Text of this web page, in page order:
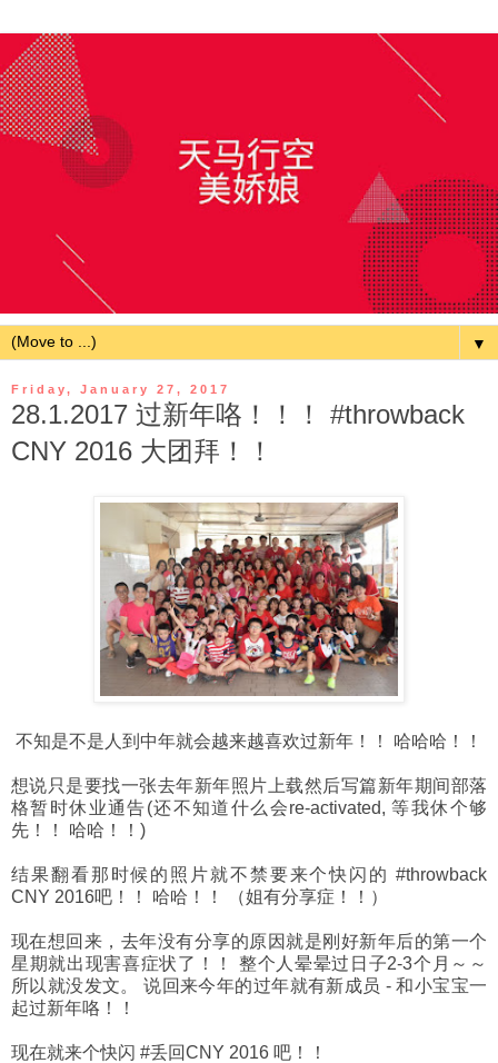
▼
Friday, January 27, 2017
28.1.2017 过新年咯！！！ #throwback
CNY 2016 大团拜！！
不知是不是人到中年就会越来越喜欢过新年！！ 哈哈哈！！
想说只是要找一张去年新年照片上载然后写篇新年期间部落
格暂时休业通告(还不知道什么会re-activated, 等我休个够
先！！ 哈哈！！)
结果翻看那时候的照片就不禁要来个快闪的 #throwback
CNY 2016吧！！ 哈哈！！ （姐有分享症！！）
现在想回来，去年没有分享的原因就是刚好新年后的第一个
星期就出现害喜症状了！！ 整个人晕晕过日子2-3个月～～
所以就没发文。 说回来今年的过年就有新成员 - 和小宝宝一
起过新年咯！！
现在就来个快闪 #丢回CNY 2016 吧！！